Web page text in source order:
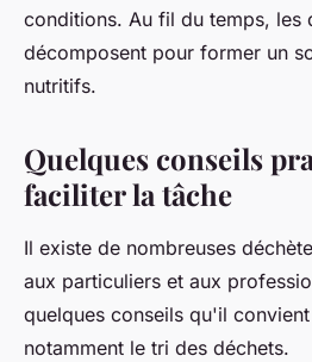
conditions. Au fil du temps, les
décomposent pour former un
nutritifs.
Quelques conseils
faciliter la tâche
Il existe de nombreuses
aux particuliers et aux
quelques conseils qu'il
notamment le tri des déchets.